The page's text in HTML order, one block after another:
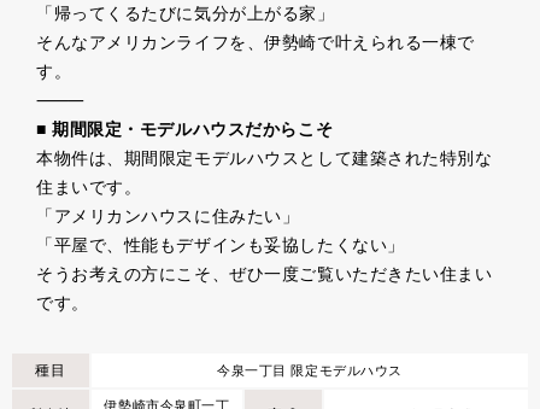
「帰ってくるたびに気分が上がる家」
そんなアメリカンライフを、伊勢崎で叶えられる一棟で
す。
⸻
■ 期間限定・モデルハウスだからこそ
本物件は、期間限定モデルハウスとして建築された特別な
住まいです。
「アメリカンハウスに住みたい」
「平屋で、性能もデザインも妥協したくない」
そうお考えの方にこそ、ぜひ一度ご覧いただきたい住まい
です。
種目 今泉一丁目 限定モデルハウス
伊勢崎市今泉町一丁